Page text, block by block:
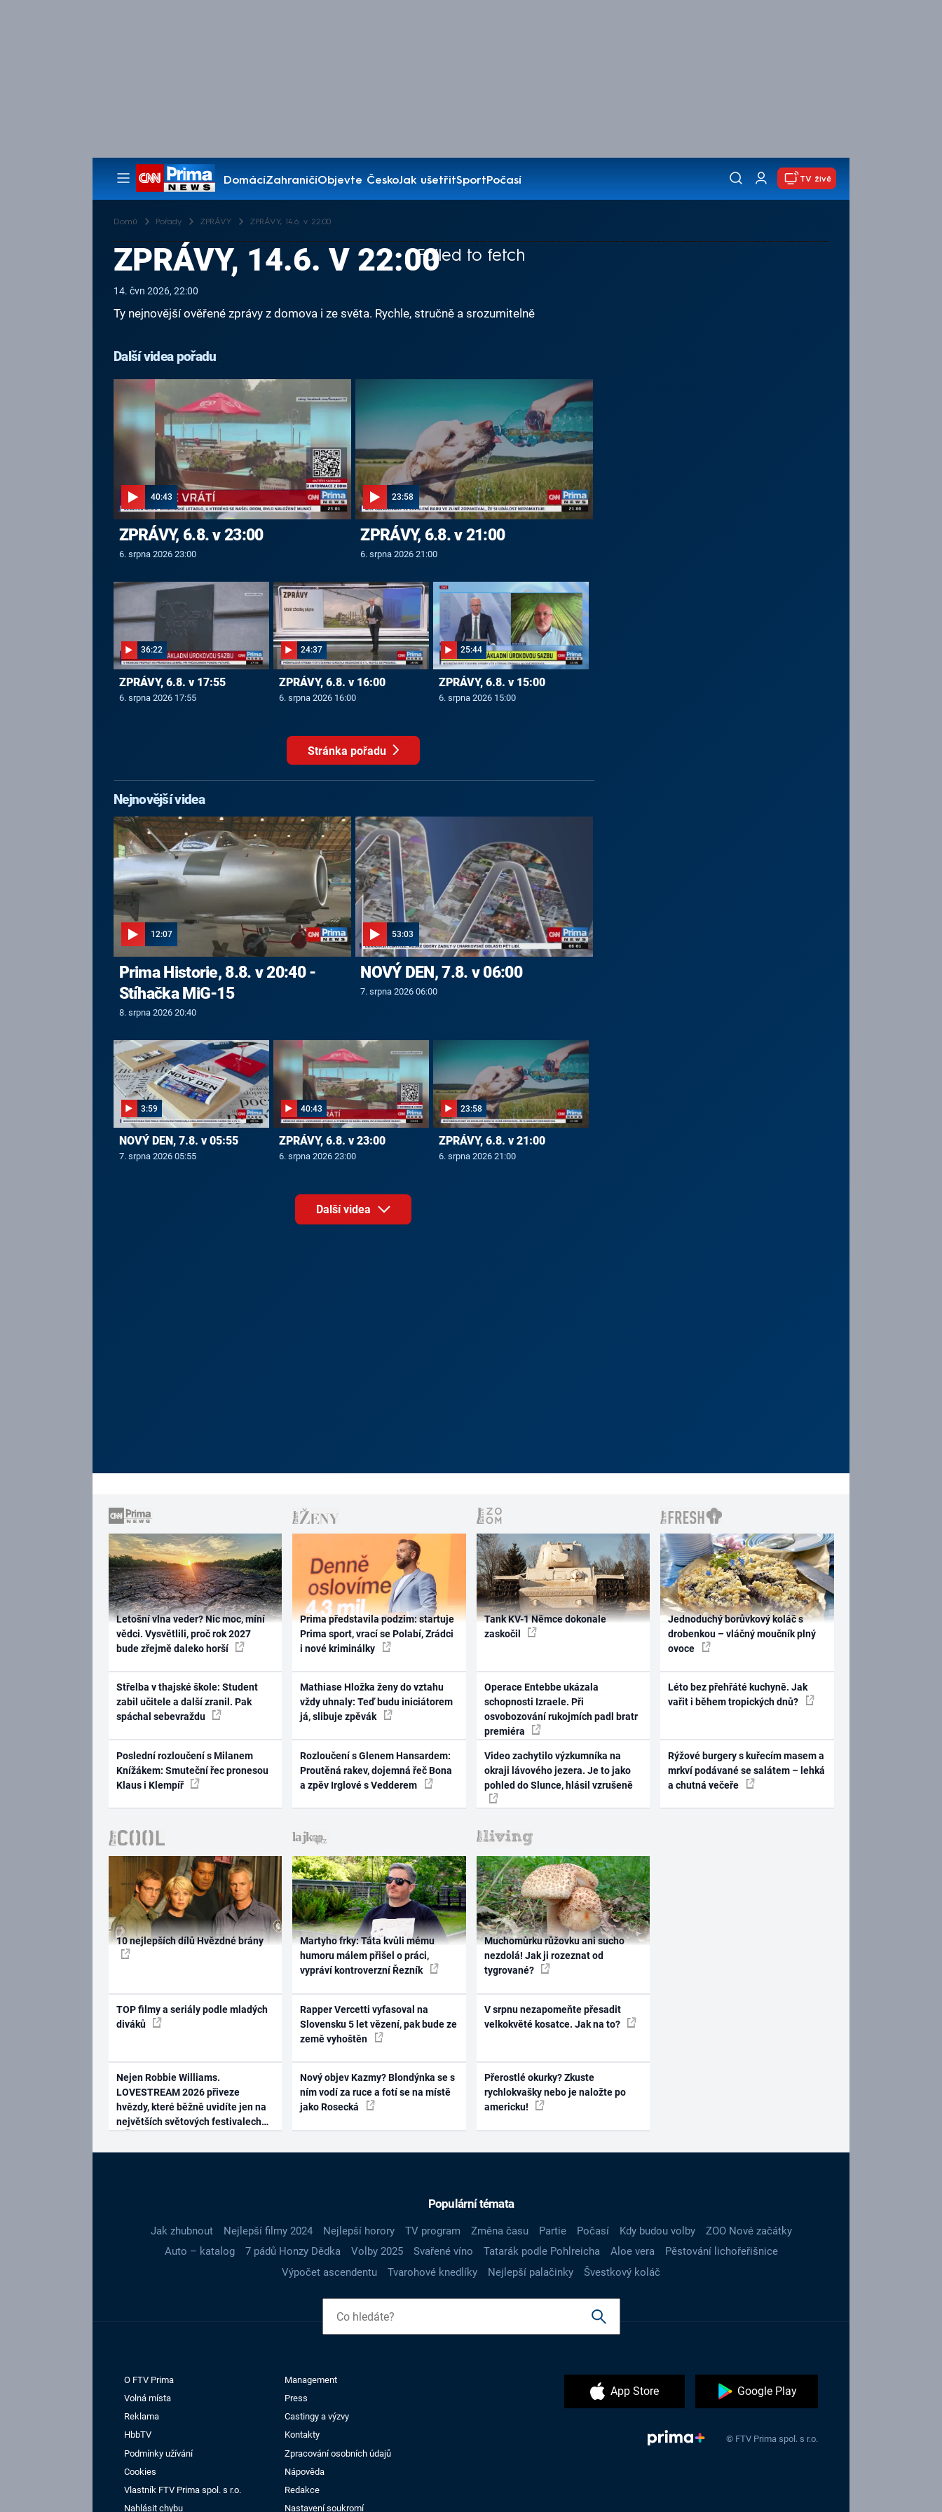
DomácíZahraničíObjevte ČeskoJak ušetřitSportPočasí
Pořady
TV živě
Domů Pořady ZPRÁVY ZPRÁVY, 14.6. v 22:00
Failed to fetch
ZPRÁVY, 14.6. V 22:00
14. čvn 2026, 22:00
Ty nejnovější ověřené zprávy z domova i ze světa. Rychle, stručně a srozumitelně
Další videa pořadu
40:43
ZPRÁVY, 6.8. v 23:00
6. srpna 2026 23:00
23:58
ZPRÁVY, 6.8. v 21:00
6. srpna 2026 21:00
36:22
ZPRÁVY, 6.8. v 17:55
6. srpna 2026 17:55
24:37
ZPRÁVY, 6.8. v 16:00
6. srpna 2026 16:00
25:44
ZPRÁVY, 6.8. v 15:00
6. srpna 2026 15:00
Stránka pořadu
Nejnovější videa
12:07
Prima Historie, 8.8. v 20:40 -
Stíhačka MiG-15
8. srpna 2026 20:40
53:03
NOVÝ DEN, 7.8. v 06:00
7. srpna 2026 06:00
3:59
NOVÝ DEN, 7.8. v 05:55
7. srpna 2026 05:55
40:43
ZPRÁVY, 6.8. v 23:00
6. srpna 2026 23:00
23:58
ZPRÁVY, 6.8. v 21:00
6. srpna 2026 21:00
Další videa
Letošní vlna veder? Nic moc, míní
vědci. Vysvětlili, proč rok 2027
bude zřejmě daleko horší
Střelba v thajské škole: Student
zabil učitele a další zranil. Pak
spáchal sebevraždu
Poslední rozloučení s Milanem
Knížákem: Smuteční řec pronesou
Klaus i Klempíř
Prima představila podzim: startuje
Prima sport, vrací se Polabí, Zrádci
i nové kriminálky
Mathiase Hložka ženy do vztahu
vždy uhnaly: Teď budu iniciátorem
já, slibuje zpěvák
Rozloučení s Glenem Hansardem:
Proutěná rakev, dojemná řeč Bona
a zpěv Irglové s Vedderem
Tank KV-1 Němce dokonale
zaskočil
Operace Entebbe ukázala
schopnosti Izraele. Při
osvobozování rukojmích padl bratr
premiéra
Video zachytilo výzkumníka na
okraji lávového jezera. Je to jako
pohled do Slunce, hlásil vzrušeně
Jednoduchý borůvkový koláč s
drobenkou – vláčný moučník plný
ovoce
Léto bez přehřáté kuchyně. Jak
vařit i během tropických dnů?
Rýžové burgery s kuřecím masem a
mrkví podávané se salátem – lehká
a chutná večeře
10 nejlepších dílů Hvězdné brány
TOP filmy a seriály podle mladých
diváků
Nejen Robbie Williams.
LOVESTREAM 2026 přiveze
hvězdy, které běžně uvidíte jen na
největších světových festivalech
Martyho frky: Táta kvůli mému
humoru málem přišel o práci,
vypráví kontroverzní Řezník
Rapper Vercetti vyfasoval na
Slovensku 5 let vězení, pak bude ze
země vyhoštěn
Nový objev Kazmy? Blondýnka se s
ním vodí za ruce a fotí se na místě
jako Rosecká
Muchomůrku růžovku ani sucho
nezdolá! Jak ji rozeznat od
tygrované?
V srpnu nezapomeňte přesadit
velkokvěté kosatce. Jak na to?
Přerostlé okurky? Zkuste
rychlokvašky nebo je naložte po
americku!
Populární témata
Jak zhubnout Nejlepší filmy 2024 Nejlepší horory TV program Změna času Partie Počasí Kdy budou volby
ZOO Nové začátky
Auto – katalog
7 pádů Honzy Dědka Volby 2025 Svařené víno Tatarák podle Pohlreicha Aloe vera
Pěstování lichořeřišnice
Výpočet ascendentu
Tvarohové knedlíky Nejlepší palačinky Švestkový koláč
O FTV Prima
Management
Volná místa
Press
Reklama
Castingy a výzvy
HbbTV
Kontakty
Podmínky užívání
Zpracování osobních údajů
Cookies
Nápověda
Vlastník FTV Prima spol. s r.o.
Redakce
Nahlásit chybu
Nastavení soukromí
App Store Google Play
© FTV Prima spol. s r.o.